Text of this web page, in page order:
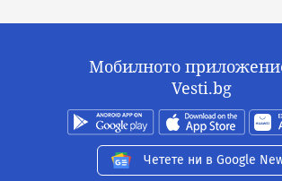
Мобилното
Vesti.bg
Четете ни в Google